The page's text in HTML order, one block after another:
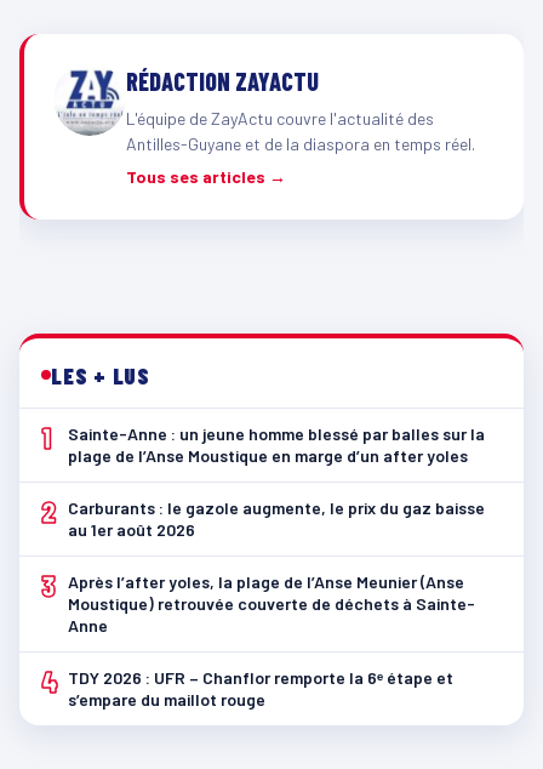
RÉDACTION ZAYACTU
L'équipe de ZayActu couvre l'actualité des
Antilles-Guyane et de la diaspora en temps réel.
Tous ses articles →
LES + LUS
1
Sainte-Anne : un jeune homme blessé par balles sur la
plage de l’Anse Moustique en marge d’un after yoles
2
Carburants : le gazole augmente, le prix du gaz baisse
au 1er août 2026
3 Après l’after yoles, la plage de l’Anse Meunier (Anse
Moustique) retrouvée couverte de déchets à Sainte-
Anne
4 TDY 2026 : UFR – Chanflor remporte la 6ᵉ étape et
s’empare du maillot rouge